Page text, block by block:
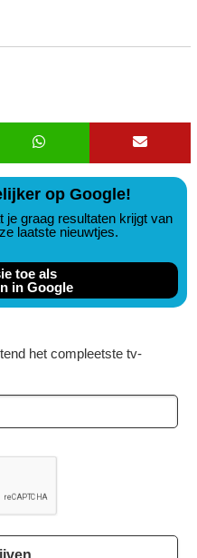
op Google!
je graag resultaten krijgt van
laatste nieuwtjes.
toe als
in Google
het compleetste tv-